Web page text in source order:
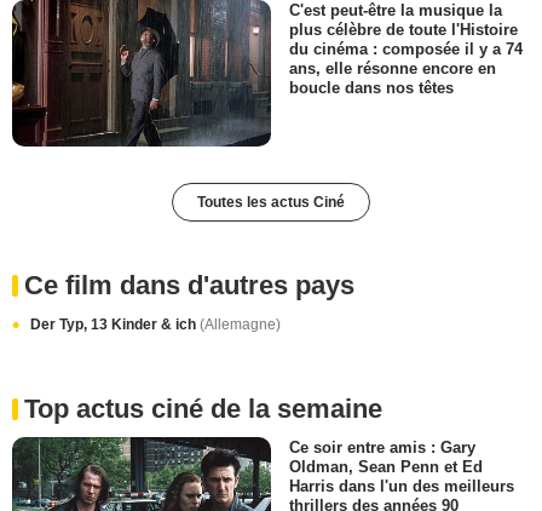
C'est peut-être la musique la
plus célèbre de toute l'Histoire
du cinéma : composée il y a 74
ans, elle résonne encore en
boucle dans nos têtes
Toutes les actus Ciné
Ce film dans d'autres pays
Der Typ, 13 Kinder & ich (Allemagne)
Top actus ciné de la semaine
Ce soir entre amis : Gary
Oldman, Sean Penn et Ed
Harris dans l'un des meilleurs
thrillers des années 90